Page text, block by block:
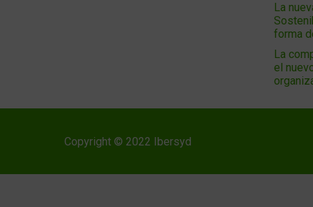
La
forma
La
el
Copyright © 2022 Ibersyd